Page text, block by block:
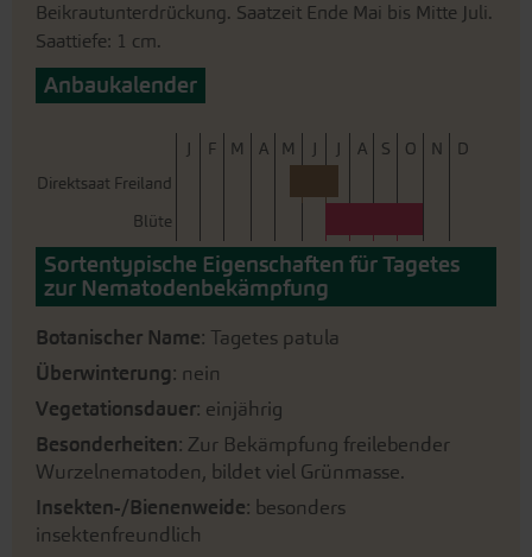
Beikrautunterdrückung. Saatzeit Ende Mai bis Mitte Juli.
Saattiefe: 1 cm.
Anbaukalender
J F M A M J J A S O N
D
Direktsaat Freiland
Blüte
Sortentypische Eigenschaften für Tagetes
zur Nematodenbekämpfung
Botanischer Name: Tagetes patula
Überwinterung: nein
Vegetationsdauer: einjährig
Besonderheiten: Zur Bekämpfung freilebender
Wurzelnematoden, bildet viel Grünmasse.
Insekten-/Bienenweide: besonders
insektenfreundlich